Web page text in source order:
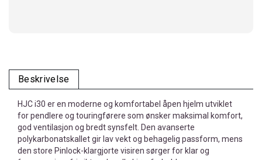
Beskrivelse
HJC i30 er en moderne og komfortabel åpen hjelm utviklet
for pendlere og touringførere som ønsker maksimal komfort,
god ventilasjon og bredt synsfelt. Den avanserte
polykarbonatskallet gir lav vekt og behagelig passform, mens
den store Pinlock-klargjorte visiren sørger for klar og